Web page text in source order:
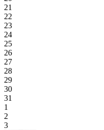
21
22
23
24
25
26
27
28
29
30
31
1
2
3